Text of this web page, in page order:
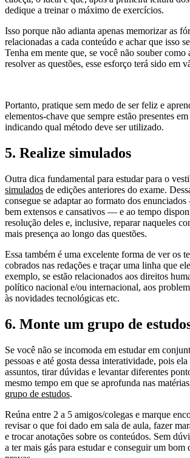
dedique a treinar o máximo de exercícios.
Isso porque não adianta apenas memorizar as
relacionadas a cada conteúdo e achar que isso
Tenha em mente que, se você não souber como
resolver as questões, esse esforço terá sido em
Portanto, pratique sem medo de ser feliz e
elementos-chave que sempre estão presentes
indicando qual método deve ser utilizado.
5. Realize simulados
Outra dica fundamental para estudar para o
simulados de edições anteriores do exame.
consegue se adaptar ao formato dos
bem extensos e cansativos — e ao tempo
resolução deles e, inclusive, reparar naqueles
mais presença ao longo das questões.
Essa também é uma excelente forma de ver os
cobrados nas redações e traçar uma linha que
exemplo, se estão relacionados aos direitos
político nacional e/ou internacional, aos
às novidades tecnológicas etc.
6. Monte um grupo de
Se você não se incomoda em estudar em
pessoas e até gosta dessa interatividade, pois
assuntos, tirar dúvidas e levantar diferentes
mesmo tempo em que se aprofunda nas
grupo de estudos.
Reúna entre 2 a 5 amigos/colegas e marque
revisar o que foi dado em sala de aula, fazer
e trocar anotações sobre os conteúdos. Sem
a ter mais gás para estudar e conseguir um bom